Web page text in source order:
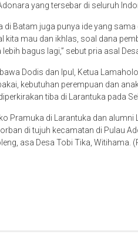
yang tersebar di seluruh
di Batam juga punya ide yang
kita mau dan ikhlas, soal dana
bagus lagi,” sebut pria asal
Dodis dan Ipul, Ketua
kebutuhan perempuan dan
tiba di Larantuka pada
Pramuka di Larantuka dan
di tujuh kecamatan di Pulau
asa Desa Tobi Tika, Witihama.